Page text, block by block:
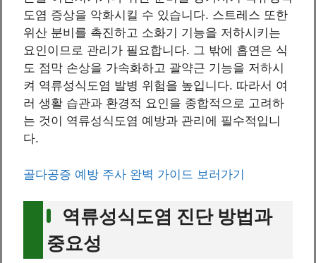
도염 증상을 악화시킬 수 있습니다. 스트레스 또한
위산 분비를 촉진하고 소화기 기능을 저하시키는
요인이므로 관리가 필요합니다. 그 밖에 흡연은 식
도 점막 손상을 가속화하고 괄약근 기능을 저하시
켜 역류성식도염 발병 위험을 높입니다. 따라서 여
러 생활 습관과 환경적 요인을 종합적으로 고려하
는 것이 역류성식도염 예방과 관리에 필수적입니
다.
골다공증 예방 주사 완벽 가이드 보러가기
역류성식도염 진단 방법과
중요성